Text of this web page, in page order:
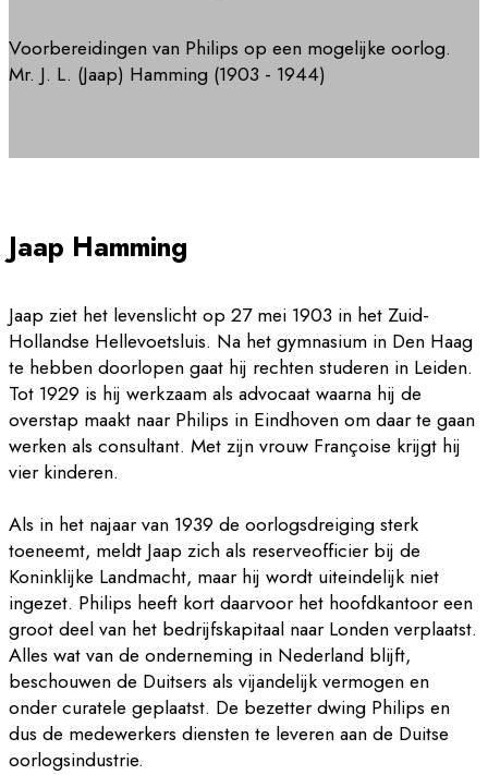
Voorbereidingen van Philips op een mogelijke oorlog.
Mr. J. L. (Jaap) Hamming (1903 - 1944)
Jaap Hamming
Jaap ziet het levenslicht op 27 mei 1903 in het Zuid-
Hollandse Hellevoetsluis. Na het gymnasium in Den Haag
te hebben doorlopen gaat hij rechten studeren in Leiden.
Tot 1929 is hij werkzaam als advocaat waarna hij de
overstap maakt naar Philips in Eindhoven om daar te gaan
werken als consultant. Met zijn vrouw Françoise krijgt hij
vier kinderen.
Als in het najaar van 1939 de oorlogsdreiging sterk
toeneemt, meldt Jaap zich als reserveofficier bij de
Koninklijke Landmacht, maar hij wordt uiteindelijk niet
ingezet. Philips heeft kort daarvoor het hoofdkantoor een
groot deel van het bedrijfskapitaal naar Londen verplaatst.
Alles wat van de onderneming in Nederland blijft,
beschouwen de Duitsers als vijandelijk vermogen en
onder curatele geplaatst. De bezetter dwing Philips en
dus de medewerkers diensten te leveren aan de Duitse
oorlogsindustrie.